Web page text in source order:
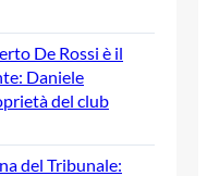
De Rossi è il
Daniele
del club
del Tribunale: